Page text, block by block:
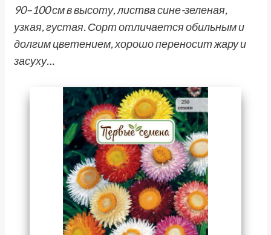
90–100 см в высоту, листва сине-зеленая,
узкая, густая. Сорт отличается обильным и
долгим цветением, хорошо переносит жару и
засуху…